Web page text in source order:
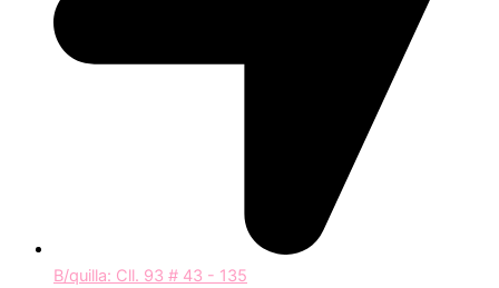
B/quilla: Cll. 93 # 43 - 135